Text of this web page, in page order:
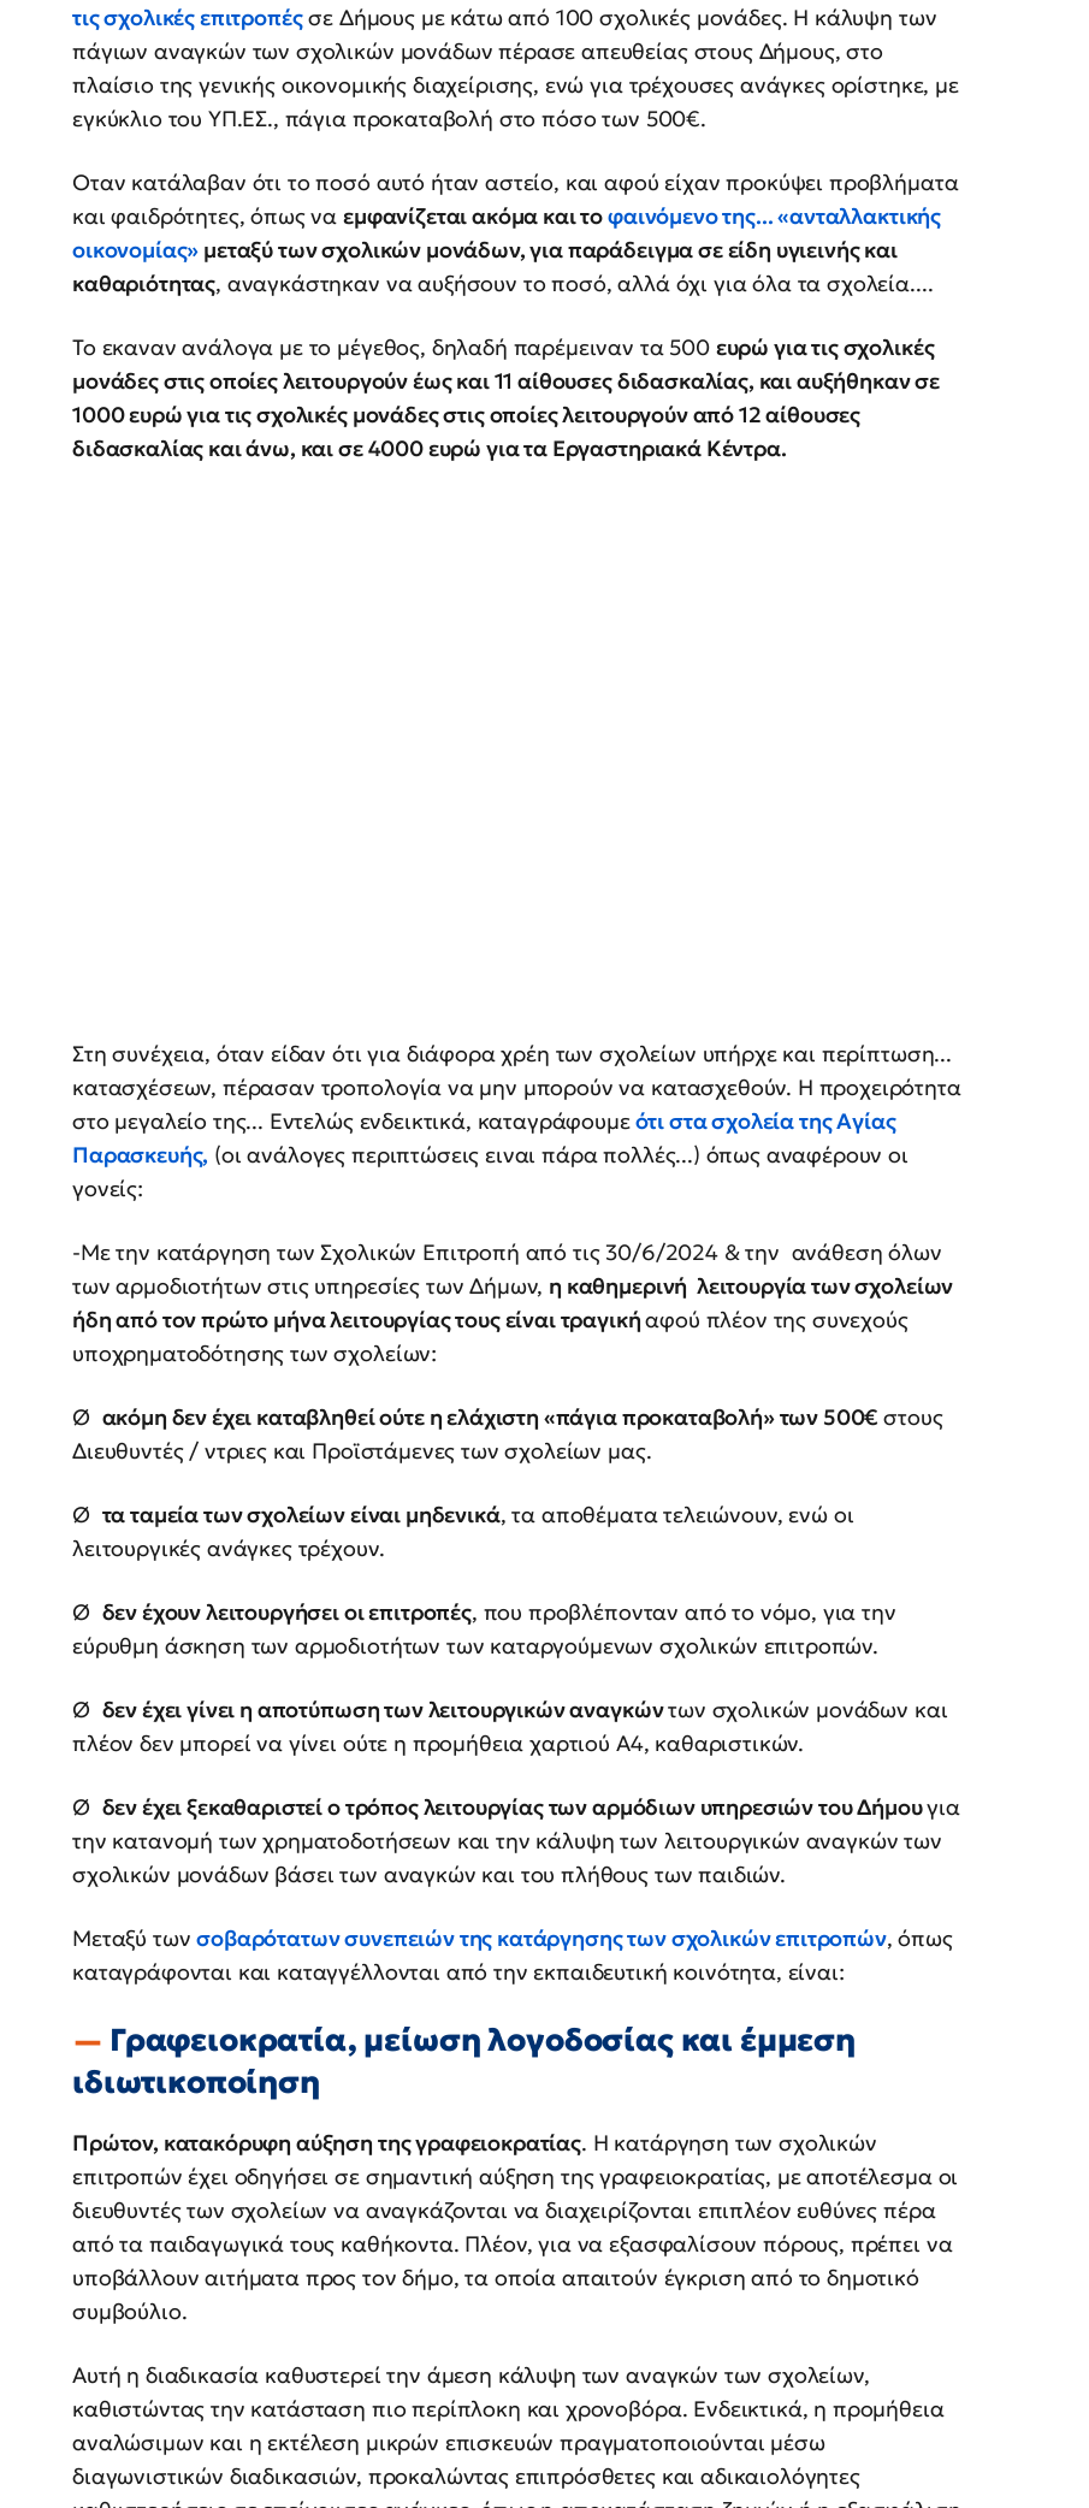
τις σχολικές επιτροπέςσε Δήμους με κάτω από 100 σχολικές μονάδες. Η κάλυψη των
πάγιων αναγκών των σχολικών μονάδων πέρασε απευθείας στους Δήμους, στο
πλαίσιο της γενικής οικονομικής διαχείρισης, ενώ για τρέχουσες ανάγκες ορίστηκε, με
εγκύκλιο του ΥΠ.ΕΣ., πάγια προκαταβολή στο πόσο των 500€.
Οταν κατάλαβαν ότι το ποσό αυτό ήταν αστείο, και αφού είχαν προκύψει προβλήματα
και φαιδρότητες, όπως να εμφανίζεται ακόμα και τοφαινόμενο της... «ανταλλακτικής
οικονομίας» μεταξύ των σχολικών μονάδων, για παράδειγμα σε είδη υγιεινής και
καθαριότητας, αναγκάστηκαν να αυξήσουν το ποσό, αλλά όχι για όλα τα σχολεία....
Το εκαναν ανάλογα με το μέγεθος, δηλαδή παρέμειναν τα 500 ευρώ για τις σχολικές
μονάδες στις οποίες λειτουργούν έως και 11 αίθουσες διδασκαλίας, και αυξήθηκαν σε
1000ευρώ για τις σχολικές μονάδες στις οποίες λειτουργούν από 12 αίθουσες
διδασκαλίας και άνω, και σε 4000 ευρώ για τα Εργαστηριακά Κέντρα.
Στη συνέχεια, όταν είδαν ότι για διάφορα χρέη των σχολείων υπήρχε και περίπτωση...
κατασχέσεων, πέρασαν τροπολογία να μην μπορούν να κατασχεθούν. Η προχειρότητα
στο μεγαλείο της... Εντελώς ενδεικτικά, καταγράφουμεότι στα σχολεία της Αγίας
Παρασκευής, (οι ανάλογες περιπτώσεις ειναι πάρα πολλές...) όπως αναφέρουν οι
γονείς:
-Με την κατάργηση των Σχολικών Επιτροπή από τις 30/6/2024 & την ανάθεση όλων
των αρμοδιοτήτων στις υπηρεσίες των Δήμων, η καθημερινή λειτουργία των σχολείων
ήδη από τον πρώτο μήνα λειτουργίας τους είναι τραγικήαφού πλέον της συνεχούς
υποχρηματοδότησης των σχολείων:
Ø ακόμη δεν έχει καταβληθεί ούτε η ελάχιστη «πάγια προκαταβολή» των 500€στους
Διευθυντές / ντριες και Προϊστάμενες των σχολείων μας.
Ø τα ταμεία των σχολείων είναι μηδενικά, τα αποθέματα τελειώνουν, ενώ οι
λειτουργικές ανάγκες τρέχουν.
Ø δεν έχουν λειτουργήσει οι επιτροπές, που προβλέπονταν από το νόμο, για την
εύρυθμη άσκηση των αρμοδιοτήτων των καταργούμενων σχολικών επιτροπών.
Ø δεν έχει γίνει η αποτύπωση των λειτουργικών αναγκώντων σχολικών μονάδων και
πλέον δεν μπορεί να γίνει ούτε η προμήθεια χαρτιού Α4, καθαριστικών.
Ø δεν έχει ξεκαθαριστεί ο τρόπος λειτουργίας των αρμόδιων υπηρεσιών του Δήμουγια
την κατανομή των χρηματοδοτήσεων και την κάλυψη των λειτουργικών αναγκών των
σχολικών μονάδων βάσει των αναγκών και του πλήθους των παιδιών.
Μεταξύ τωνσοβαρότατων συνεπειών της κατάργησης των σχολικών επιτροπών, όπως
καταγράφονται και καταγγέλλονται από την εκπαιδευτική κοινότητα, είναι:
Γραφειοκρατία, μείωση λογοδοσίας και έμμεση
ιδιωτικοποίηση
Πρώτον, κατακόρυφη αύξηση της γραφειοκρατίας. Η κατάργηση των σχολικών
επιτροπών έχει οδηγήσει σε σημαντική αύξηση της γραφειοκρατίας, με αποτέλεσμα οι
διευθυντές των σχολείων να αναγκάζονται να διαχειρίζονται επιπλέον ευθύνες πέρα
από τα παιδαγωγικά τους καθήκοντα. Πλέον, για να εξασφαλίσουν πόρους, πρέπει να
υποβάλλουν αιτήματα προς τον δήμο, τα οποία απαιτούν έγκριση από το δημοτικό
συμβούλιο.
Αυτή η διαδικασία καθυστερεί την άμεση κάλυψη των αναγκών των σχολείων,
καθιστώντας την κατάσταση πιο περίπλοκη και χρονοβόρα. Ενδεικτικά, η προμήθεια
αναλώσιμων και η εκτέλεση μικρών επισκευών πραγματοποιούνται μέσω
διαγωνιστικών διαδικασιών, προκαλώντας επιπρόσθετες και αδικαιολόγητες